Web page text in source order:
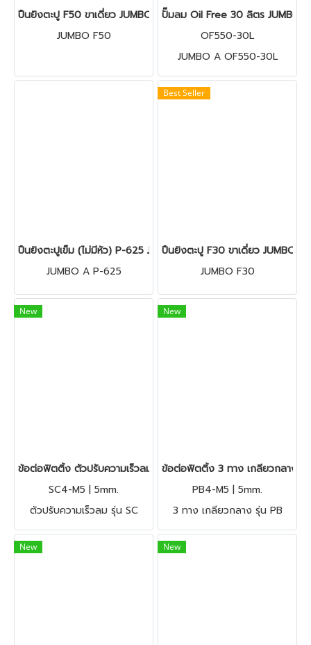
ปืนยิงตะปู F50 ขาเดี่ยว JUMBO
JUMBO F50
ปั๊มลม Oil Free 30 ลิตร JUMBO
OF550-30L
JUMBO A OF550-30L
ปืนยิงตะปูเข็ม (ไม่มีหัว) P-625 JUMBO A
JUMBO A P-625
Best Seller
ปืนยิงตะปู F30 ขาเดี่ยว JUMBO
JUMBO F30
New
ข้อต่อฟิตติ้ง ตัวปรับความเร็วลม รุ่น SC
SC4-M5 | 5mm.
ตัวปรับความเร็วลม รุ่น SC
New
ข้อต่อฟิตติ้ง 3 ทาง เกลียวกลาง รุ่
PB4-M5 | 5mm.
3 ทาง เกลียวกลาง รุ่น PB
New New